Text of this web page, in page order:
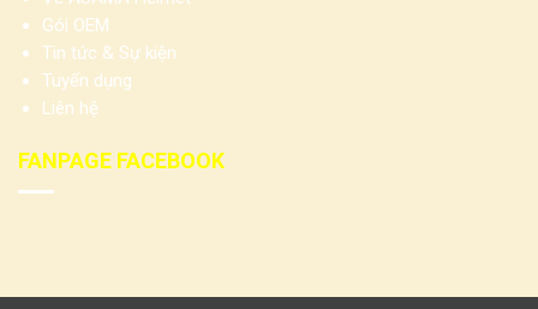
Gói OEM
Tin tức & Sự kiện
Tuyển dụng
Liên hệ
FANPAGE FACEBOOK